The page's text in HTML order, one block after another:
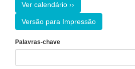
Ver calendário ››
Versão para Impressão
Palavras-chave